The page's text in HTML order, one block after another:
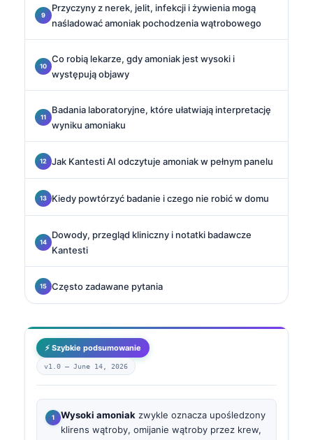
Przyczyny z nerek, jelit, infekcji i żywienia mogą
naśladować amoniak pochodzenia wątrobowego
Co robią lekarze, gdy amoniak jest wysoki i
występują objawy
Badania laboratoryjne, które ułatwiają interpretację
wyniku amoniaku
Jak Kantesti AI odczytuje amoniak w pełnym panelu
Kiedy powtórzyć badanie i czego nie robić w domu
Dowody, przegląd kliniczny i notatki badawcze
Kantesti
Często zadawane pytania
⚡ Szybkie podsumowanie
v1.0 — June 14, 2026
Wysoki amoniak zwykle oznacza upośledzony
klirens wątroby, omijanie wątroby przez krew,